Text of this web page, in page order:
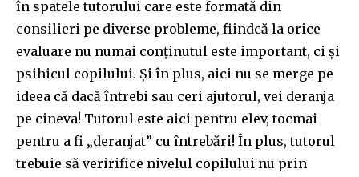
în spatele tutorului care este formată din
consilieri pe diverse probleme, fiindcă la orice
evaluare nu numai conținutul este important, ci și
psihicul copilului. Și în plus, aici nu se merge pe
ideea că dacă întrebi sau ceri ajutorul, vei deranja
pe cineva! Tutorul este aici pentru elev, tocmai
pentru a fi „deranjat” cu întrebări! În plus, tutorul
trebuie să veririfice nivelul copilului nu prin